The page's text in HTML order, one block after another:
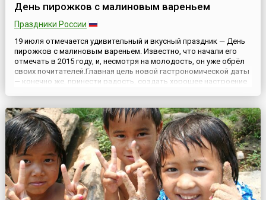
День пирожков с малиновым вареньем
Праздники России
19 июля отмечается удивительный и вкусный праздник — День
пирожков с малиновым вареньем. Известно, что начали его
отмечать в 2015 году, и, несмотря на молодость, он уже обрёл
своих почитателей.Главная цель новой гастрономической даты
— конечно же, принести радость, создать хорошее настроение